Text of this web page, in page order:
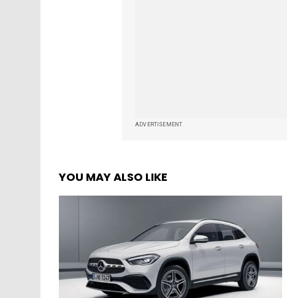
ADVERTISEMENT
YOU MAY ALSO LIKE